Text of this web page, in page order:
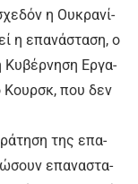
η Ου­κρα­νί­
η ε­πα­νά­στα­ση, ο
Κυ­βέρ­νη­ση Ερ­γα­
Κουρ­σκ, που δεν
της ε­πα­
ε­πα­να­στα­